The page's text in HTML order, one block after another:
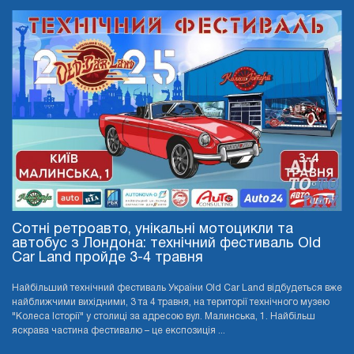
Сотні ретроавто, унікальні мотоцикли та
автобус з Лондона: технічний фестиваль Old
Car Land пройде 3-4 травня
Найбільший технічний фестиваль України Old Car Land відбудеться вже
найближчими вихідними, 3 та 4 травня, на території технічного музею
"Колеса Історії" у столиці за адресою вул. Малинська, 1. Найбільш
яскрава частина фестивалю – це експозиція ...